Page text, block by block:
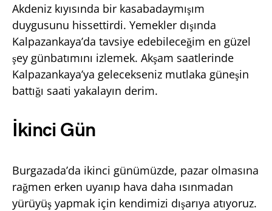
Akdeniz kıyısında bir kasabadaymışım
duygusunu hissettirdi. Yemekler dışında
Kalpazankaya’da tavsiye edebileceğim en güzel
şey günbatımını izlemek. Akşam saatlerinde
Kalpazankaya’ya gelecekseniz mutlaka güneşin
battığı saati yakalayın derim.
İkinci Gün
Burgazada’da ikinci günümüzde, pazar olmasına
rağmen erken uyanıp hava daha ısınmadan
yürüyüş yapmak için kendimizi dışarıya atıyoruz.